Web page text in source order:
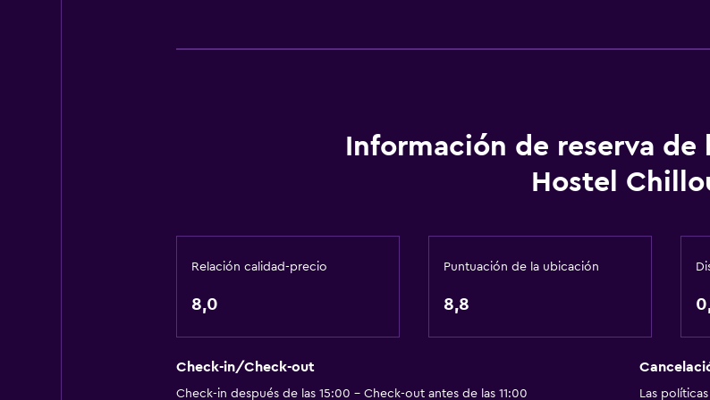
Información de reserva de
Hostel
Relación calidad-precio
8,0
Puntuación de la ubicación
8,8
Check-in/Check-out
Check-in después de las 15:00 - Check-out antes de las 11:00 Las